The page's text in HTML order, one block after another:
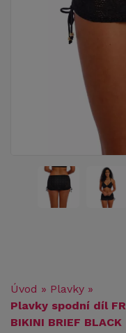
Úvod » Plavky »
Plavky spodní díl
BIKINI BRIEF BLACK